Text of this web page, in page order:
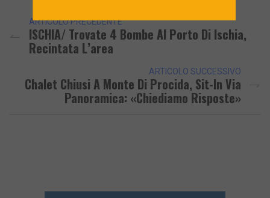
ARTICOLO PRECEDENTE
ISCHIA/ Trovate 4 Bombe Al Porto Di Ischia,
Recintata L’area
ARTICOLO SUCCESSIVO
Chalet Chiusi A Monte Di Procida, Sit-In Via
Panoramica: «Chiediamo Risposte»